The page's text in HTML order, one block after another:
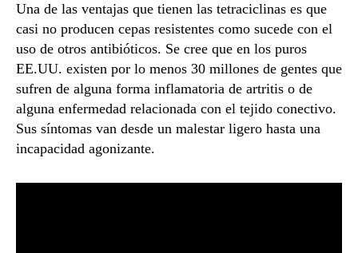
Una de las ventajas que tienen las tetraciclinas es que
casi no producen cepas resistentes como sucede con el
uso de otros antibióticos. Se cree que en los puros
EE.UU. existen por lo menos 30 millones de gentes que
sufren de alguna forma inflamatoria de artritis o de
alguna enfermedad relacionada con el tejido conectivo.
Sus síntomas van desde un malestar ligero hasta una
incapacidad agonizante.